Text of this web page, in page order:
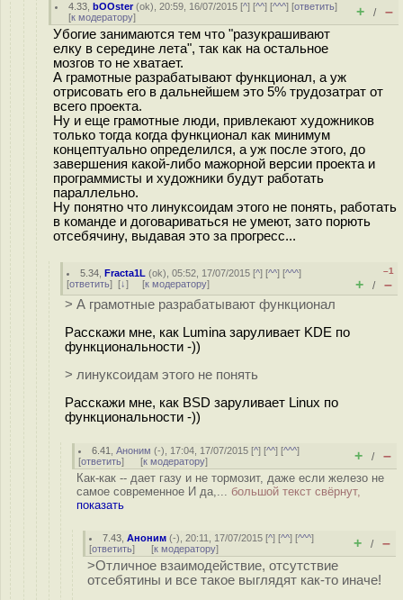
4.33 ,bOOster(ok), 20:59, 16/07/2015 [^] [^^] [^^^] [ответить]
[к модератору] + / –
Убогие занимаются тем что "разукрашивают
елку в середине лета", так как на остальное
мозгов то не хватает.
А грамотные разрабатывают функционал, а уж
отрисовать его в дальнейшем это 5% трудозатрат от
всего проекта.
Ну и еще грамотные люди, привлекают художников
только тогда когда функционал как минимум
концептуально определился, а уж после этого, до
завершения какой-либо мажорной версии проекта и
программисты и художники будут работать
параллельно.
Ну понятно что линуксоидам этого не понять, работать
в команде и договариваться не умеют, зато порють
отсебячину, выдавая это за прогресс...
5.34 ,Fracta1L (ok), 05:52, 17/07/2015 [^] [^^] [^^^]
[ответить] [↓] [к модератору]
–1
+ / –
> А грамотные разрабатывают функционал
Расскажи мне, как Lumina заруливает KDE по
функциональности -))
> линуксоидам этого не понять
Расскажи мне, как BSD заруливает Linux по
функциональности -))
6.41 ,Аноним (-), 17:04, 17/07/2015 [^] [^^] [^^^]
[ответить] [к модератору] + / –
Как-как -- дает газу и не тормозит, даже если железо не
самое современное И да,... большой текст свёрнут,
показать
7.43 ,Аноним (-), 20:11, 17/07/2015 [^] [^^] [^^^]
[ответить] [к модератору] + / –
>Отличное взаимодействие, отсутствие
отсебятины и все такое выглядят как-то иначе!